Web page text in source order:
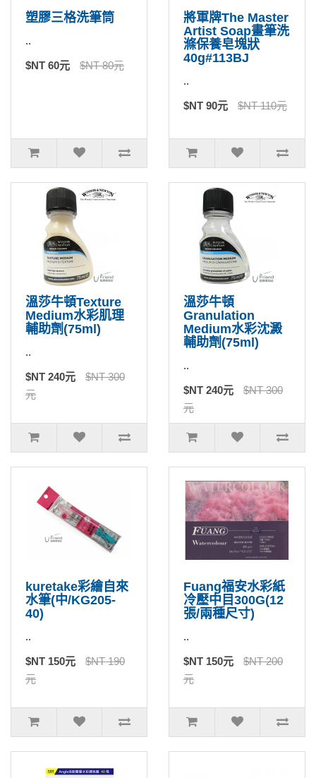
塑膠三格洗筆筒
..
$NT 60元 $NT 80元
將軍牌The Master
Artist Soap畫筆洗
滌保養皂塊狀
40g#113BJ
..
$NT 90元 $NT 110元
溫莎牛頓Texture
Medium水彩肌理
輔助劑(75ml)
..
$NT 240元
$NT 300
元
溫莎牛頓
Granulation
Medium水彩沈澱
輔助劑(75ml)
..
$NT 240元
$NT 300
元
kuretake彩繪自來
水筆(中/KG205-
40)
..
$NT 150元
$NT 190
元
Fuang福安水彩紙
冷壓中目300G(12
張/兩種尺寸)
..
$NT 150元
$NT 200
元